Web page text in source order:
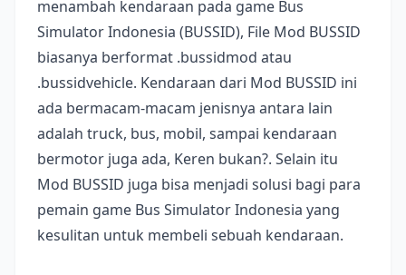
menambah kendaraan pada game Bus
Simulator Indonesia (BUSSID), File Mod BUSSID
biasanya berformat .bussidmod atau
.bussidvehicle. Kendaraan dari Mod BUSSID ini
ada bermacam-macam jenisnya antara lain
adalah truck, bus, mobil, sampai kendaraan
bermotor juga ada, Keren bukan?. Selain itu
Mod BUSSID juga bisa menjadi solusi bagi para
pemain game Bus Simulator Indonesia yang
kesulitan untuk membeli sebuah kendaraan.